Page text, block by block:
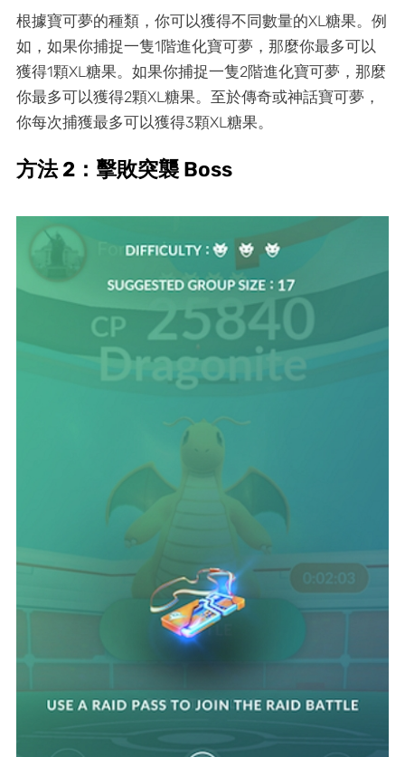
根據寶可夢的種類，你可以獲得不同數量的XL糖果。例
如，如果你捕捉一隻1階進化寶可夢，那麼你最多可以
獲得1顆XL糖果。如果你捕捉一隻2階進化寶可夢，那麼
你最多可以獲得2顆XL糖果。至於傳奇或神話寶可夢，
你每次捕獲最多可以獲得3顆XL糖果。
方法 2：擊敗突襲 Boss